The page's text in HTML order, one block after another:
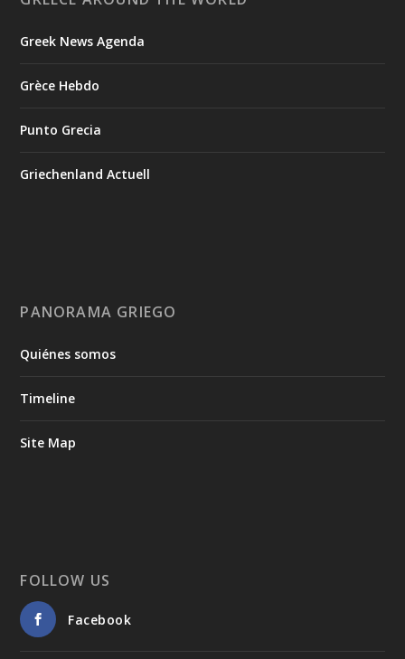
Greek News Agenda
Grèce Hebdo
Punto Grecia
Griechenland Actuell
PANORAMA GRIEGO
Quiénes somos
Timeline
Site Map
FOLLOW US
Facebook